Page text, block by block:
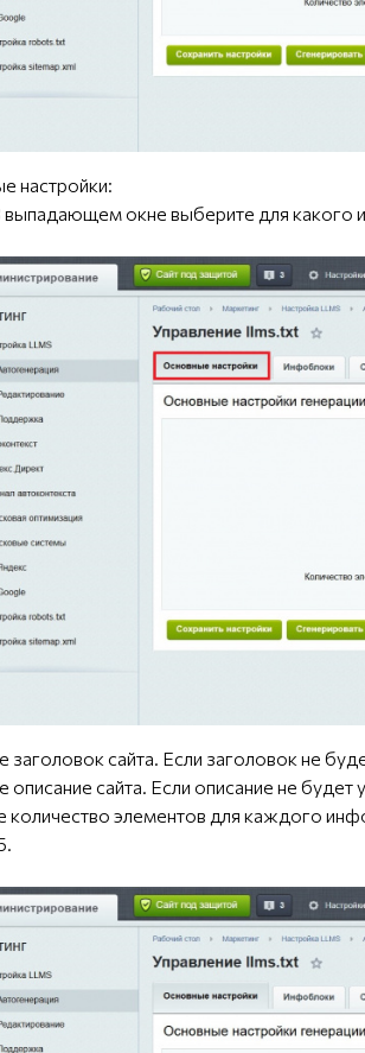
настройки:
окне выберите для какого
сайта. Если заголовок не
сайта. Если описание не будет
количество элементов для каждого